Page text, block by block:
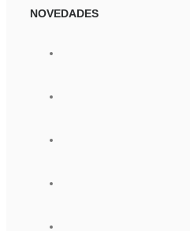
NOVEDADES